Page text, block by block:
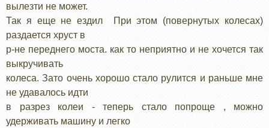
вылезти не может.
Так я еще не ездил При этом (повернутых колесах)
раздается хруст в
р-не переднего моста. как то неприятно и не хочется так
выкручивать
колеса. Зато очень хорошо стало рулится и раньше мне
не удавалось идти
в разрез колеи - теперь стало попроще , можно
удерживать машину и легко